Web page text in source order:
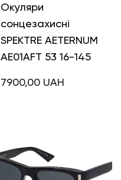
Окуляри
сонцезахисні
SPEKTRE AETERNUM
AE01AFT 53 16-145
7900,00 UAH